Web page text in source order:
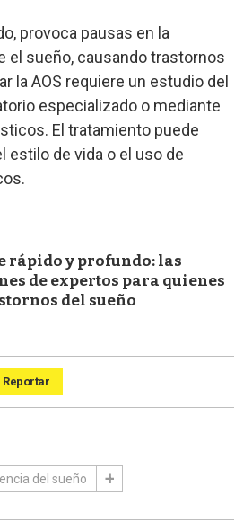
provoca pausas en la
el sueño, causando trastornos
la AOS requiere un estudio del
especializado o mediante
El tratamiento puede
estilo de vida o el uso de
rápido y profundo: las
de expertos para quienes
del sueño
Reportar
del sueño